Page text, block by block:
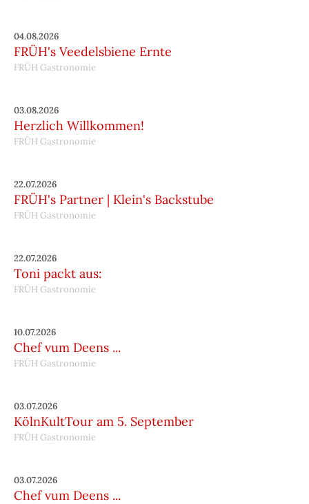
04.08.2026
FRÜH's Veedelsbiene Ernte
FRÜH Gastronomie
03.08.2026
Herzlich Willkommen!
FRÜH Gastronomie
22.07.2026
FRÜH's Partner | Klein's Backstube
FRÜH Gastronomie
22.07.2026
Toni packt aus:
FRÜH Gastronomie
10.07.2026
Chef vum Deens ...
FRÜH Gastronomie
03.07.2026
KölnKultTour am 5. September
FRÜH Gastronomie
03.07.2026
Chef vum Deens ...